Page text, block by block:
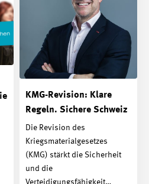
KMG-Revision: Klare
Regeln. Sichere Schweiz
Die Revision des
Kriegsmaterialgesetzes
(KMG) stärkt die Sicherheit
und die
Verteidigungsfähigkeit…